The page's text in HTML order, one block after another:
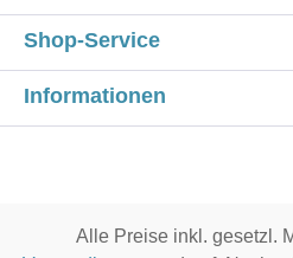
Shop-Service
Informationen
Alle Preise inkl. gesetzl.